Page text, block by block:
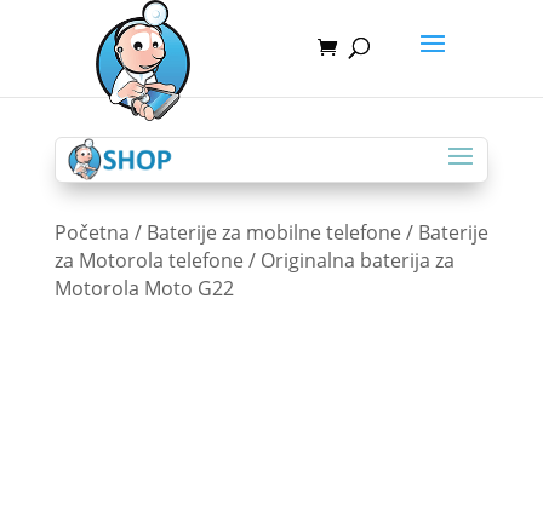
Početna / Baterije za mobilne telefone / Baterije
za Motorola telefone / Originalna baterija za
Motorola Moto G22